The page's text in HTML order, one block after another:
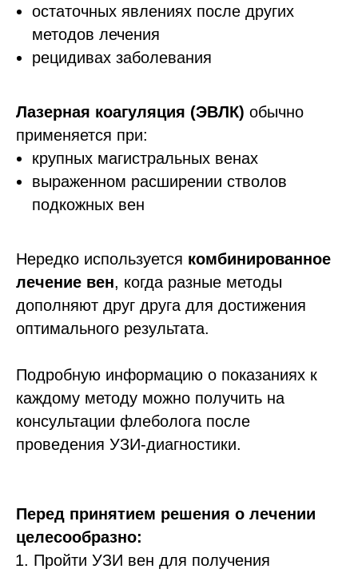
остаточных явлениях после других
методов лечения
рецидивах заболевания
Лазерная коагуляция (ЭВЛК) обычно
применяется при:
крупных магистральных венах
выраженном расширении стволов
подкожных вен
Нередко используется комбинированное
лечение вен, когда разные методы
дополняют друг друга для достижения
оптимального результата.
Подробную информацию о показаниях к
каждому методу можно получить на
консультации флеболога после
проведения УЗИ-диагностики.
Перед принятием решения о лечении
целесообразно:
Пройти УЗИ вен для получения